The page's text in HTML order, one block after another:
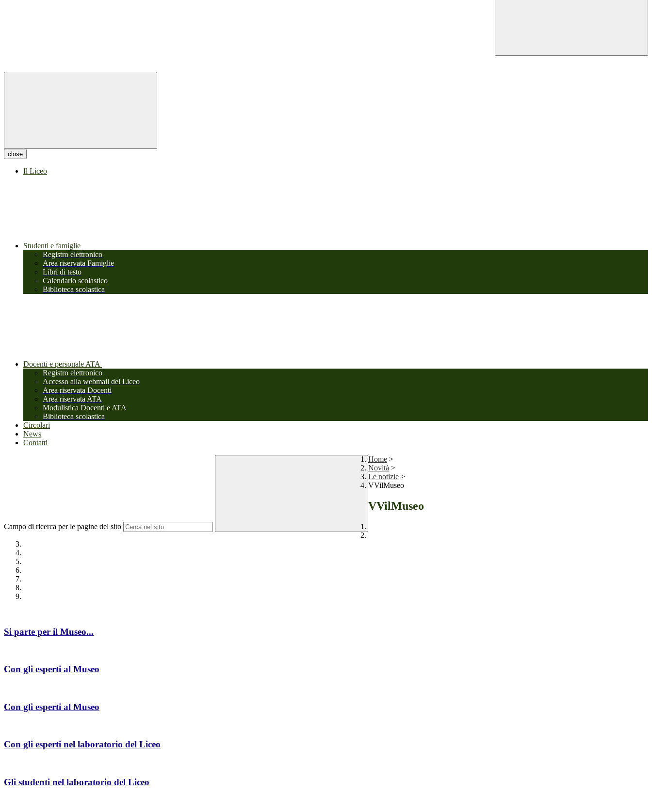
close
Il Liceo
Studenti e famiglie
Registro elettronico
Area riservata Famiglie
Libri di testo
Calendario scolastico
Biblioteca scolastica
Docenti e personale ATA
Registro elettronico
Accesso alla webmail del Liceo
Area riservata Docenti
Area riservata ATA
Modulistica Docenti e ATA
Biblioteca scolastica
Circolari
News
Contatti
Campo di ricerca per le pagine del sito
Home >
Novità >
Le notizie >
VVilMuseo
VVilMuseo
Si parte per il Museo...
Con gli esperti al Museo
Con gli esperti al Museo
Con gli esperti nel laboratorio del Liceo
Gli studenti nel laboratorio del Liceo